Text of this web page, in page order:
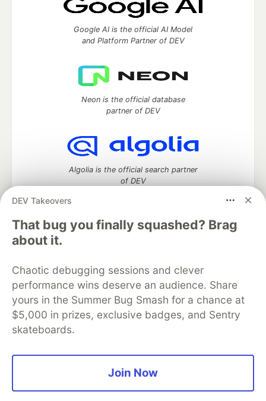
DEV Takeovers
That bug you finally squashed? Brag
about it.
Chaotic debugging sessions and clever
performance wins deserve an audience. Share
yours in the Summer Bug Smash for a chance at
$5,000 in prizes, exclusive badges, and Sentry
skateboards.
Join Now
Google AI is the official AI Model
and Platform Partner of DEV
Neon is the official database
partner of DEV
Algolia is the official search partner
of DEV
DEV Community
DEV Education Tracks
DEV Help
Advertise on DEV
Organization Accounts
DEV Showcase About
Contact
Free Postgres Database
DEV Shop
MLH
Code of Conduct
Privacy Policy
Terms of Use
Built on
Forem software that powers
DEV
and other inclusive communities.